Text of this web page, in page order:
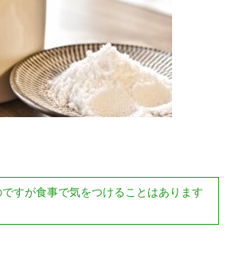
ですが食事で気をつけることはあります